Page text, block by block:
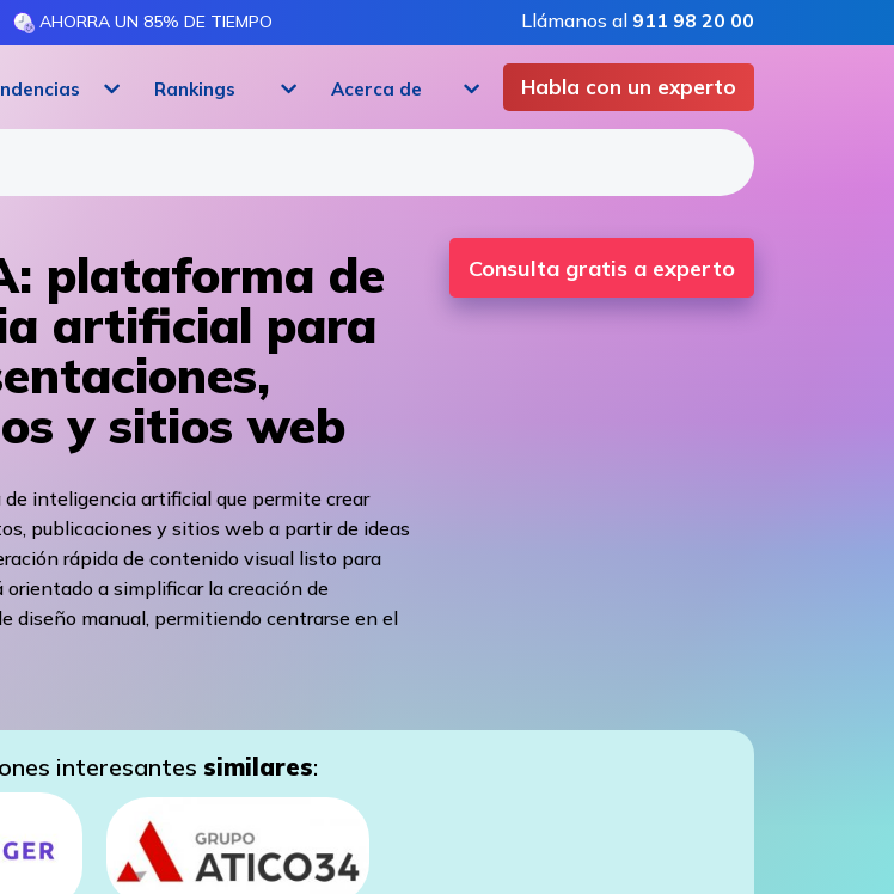
AHORRA UN 85% DE TIEMPO Llámanos al 911 98 20 00
Habla con un experto
Rankings Acerca de
plataforma de
artificial para
y sitios web
inteligencia artificial que permite crear
publicaciones y sitios web a partir de ideas
rápida de contenido visual listo para
orientado a simplificar la creación de
diseño manual, permitiendo centrarse en el
Consulta gratis a experto
interesantes similares: